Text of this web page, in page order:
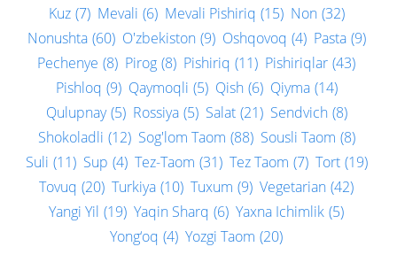
Kuz (7) Mevali (6) Mevali Pishiriq (15) Non (32)
Nonushta (60) O'zbekiston (9) Oshqovoq (4) Pasta (9)
Pechenye (8) Pirog (8) Pishiriq (11) Pishiriqlar (43)
Pishloq (9) Qaymoqli (5) Qish (6) Qiyma (14)
Qulupnay (5) Rossiya (5) Salat (21) Sendvich (8)
Shokoladli (12) Sog'lom Taom (88) Sousli Taom (8)
Suli (11) Sup (4) Tez-Taom (31) Tez Taom (7) Tort (19)
Tovuq (20) Turkiya (10) Tuxum (9) Vegetarian (42)
Yangi Yil (19) Yaqin Sharq (6) Yaxna Ichimlik (5)
Yong‘oq (4) Yozgi Taom (20)